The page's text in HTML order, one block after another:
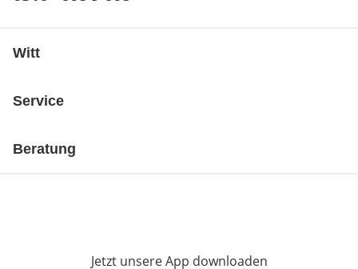
Witt
Service
Beratung
Jetzt unsere App downloaden